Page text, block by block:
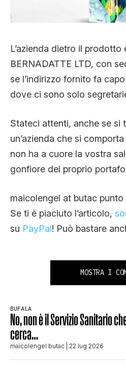
L’azienda dietro il
BERNADATTE LTD, con
se l’indirizzo fornito fa
dove ci sono solo
Stateci attenti, anche se si
un’azienda che si
non ha a cuore la vostra
gonfiore del proprio
maicolengel at butac punto
Se ti è piaciuto l’articolo,
su PayPal! Può bastare
MOSTRA I
BUFALA
No, non è il Servizio Sanitario
cerca…
maicolengel butac | 22 lug 2026